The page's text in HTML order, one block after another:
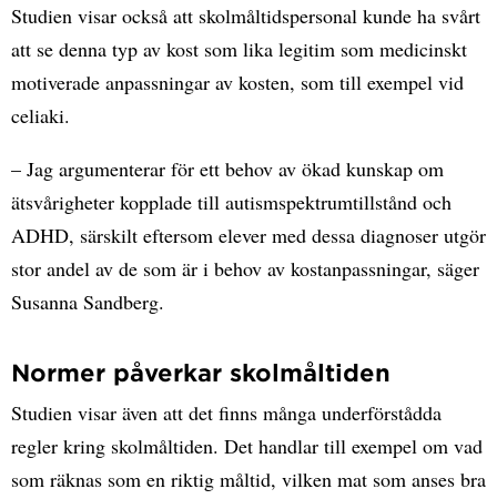
Studien visar också att skolmåltidspersonal kunde ha svårt
att se denna typ av kost som lika legitim som medicinskt
motiverade anpassningar av kosten, som till exempel vid
celiaki.
– Jag argumenterar för ett behov av ökad kunskap om
ätsvårigheter kopplade till autismspektrumtillstånd och
ADHD, särskilt eftersom elever med dessa diagnoser utgör
stor andel av de som är i behov av kostanpassningar, säger
Susanna Sandberg.
Normer påverkar skolmåltiden
Studien visar även att det finns många underförstådda
regler kring skolmåltiden. Det handlar till exempel om vad
som räknas som en riktig måltid, vilken mat som anses bra